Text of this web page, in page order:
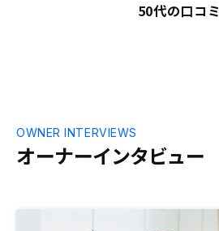
50代の口コ
オーナーインタビュー
OWNER INTERVIEWS